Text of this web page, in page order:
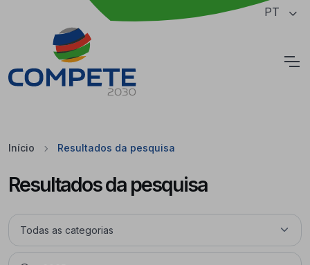
Saltar para o conteúdo principal da página PT
Início Resultados da pesquisa
Resultados da pesquisa